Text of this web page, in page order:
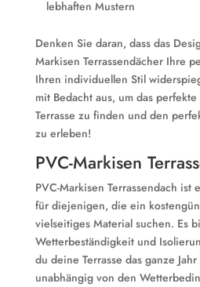
lebhaften Mustern
Denken Sie daran, dass das
Markisen Terrassendächer Ihre
Ihren individuellen Stil
mit Bedacht aus, um das
Terrasse zu finden und den
zu erleben!
PVC-Markisen
PVC-Markisen Terrassendach
für diejenigen, die ein
vielseitiges Material suchen. Es
Wetterbeständigkeit und
du deine Terrasse das ganze
unabhängig von den